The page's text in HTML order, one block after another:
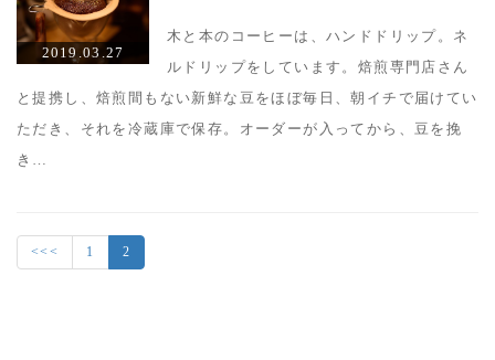
2019.03.27
木と本のコーヒーは、ハンドドリップ。ネ
ルドリップをしています。焙煎専門店さん
と提携し、焙煎間もない新鮮な豆をほぼ毎日、朝イチで届けてい
ただき、それを冷蔵庫で保存。オーダーが入ってから、豆を挽
き…
<<< 1 2